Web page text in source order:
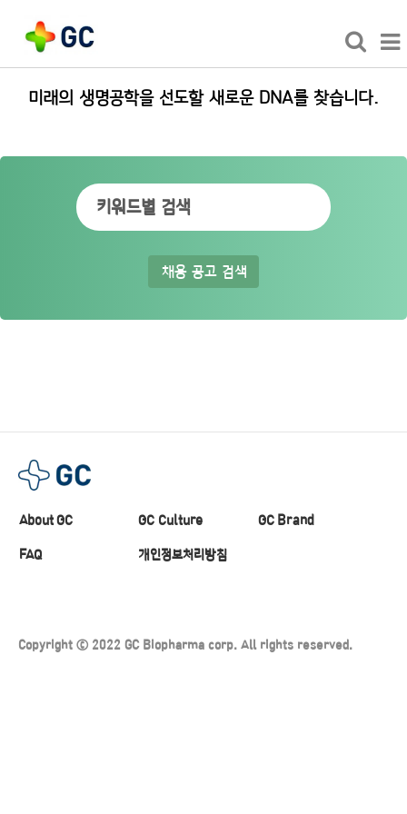
미래의 생명공학을 선도할 새로운 DNA를 찾습니다.
About GC GC Culture GC Brand
FAQ 개인정보처리방침
Copyright ⓒ 2022 GC Biopharma corp. All rights reserved.